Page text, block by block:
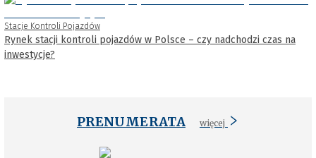
Stacje Kontroli Pojazdów
Rynek stacji kontroli pojazdów w Polsce – czy nadchodzi czas na
inwestycje?
PRENUMERATA więcej